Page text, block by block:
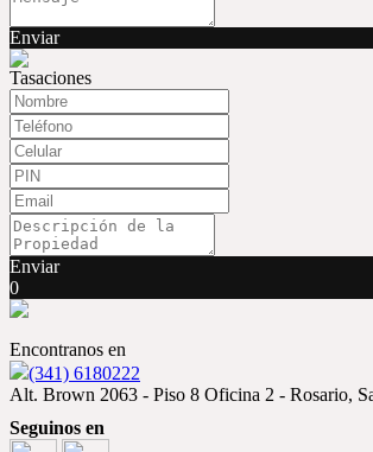
Enviar
Tasaciones
Enviar
0
Encontranos en
(341) 6180222
Alt. Brown 2063 - Piso 8 Oficina 2 - Rosario,
Seguinos en